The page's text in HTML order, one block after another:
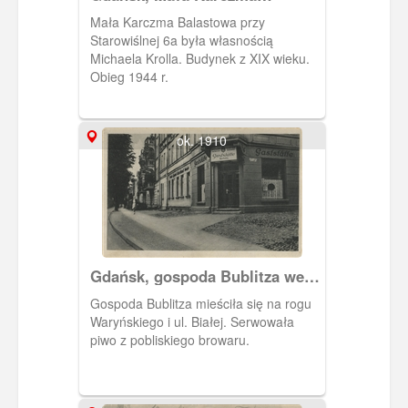
Balastowa w Nowym Porcie
Mała Karczma Balastowa przy
Starowiślnej 6a była własnością
Michaela Krolla. Budynek z XIX wieku.
Obieg 1944 r.
ok. 1910
Gdańsk, gospoda Bublitza we
Wrzeszczu
Gospoda Bublitza mieściła się na rogu
Waryńskiego i ul. Białej. Serwowała
piwo z pobliskiego browaru.